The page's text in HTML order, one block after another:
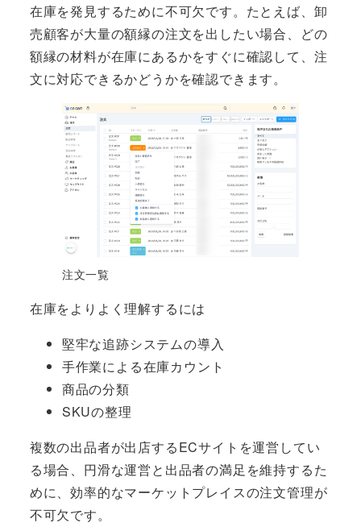
在庫を発見するために不可欠です。たとえば、卸
売顧客が大量の額縁の注文を出したい場合、どの
額縁の材料が在庫にあるかをすぐに確認して、注
文に対応できるかどうかを確認できます。
注文一覧
在庫をよりよく理解するには
堅牢な追跡システムの導入
手作業による在庫カウント
商品の分類
SKUの整理
複数の出品者が出店するECサイトを運営してい
る場合、円滑な運営と出品者の満足を維持するた
めに、効率的なマーケットプレイスの注文管理が
不可欠です。